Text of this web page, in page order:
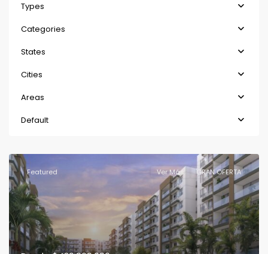
Types
Categories
States
Cities
Areas
Default
Featured Ver Más GRAN OFERTA